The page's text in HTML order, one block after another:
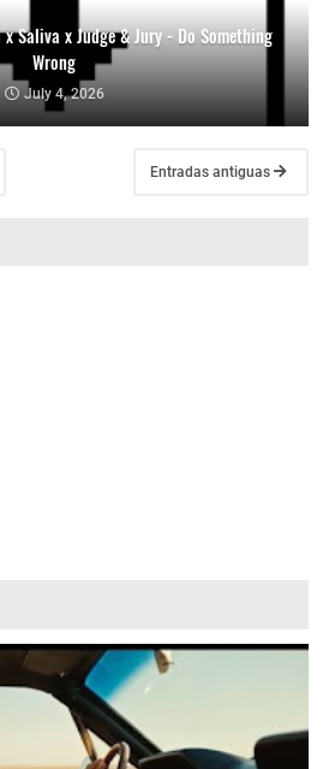
x Saliva x Judge & Jury - Do Something
Wrong
July 4, 2026
Entradas antiguas